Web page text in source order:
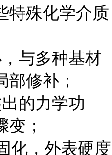
特殊化学介质
与多种基材
修补；
的力学功
；
化，外表硬度